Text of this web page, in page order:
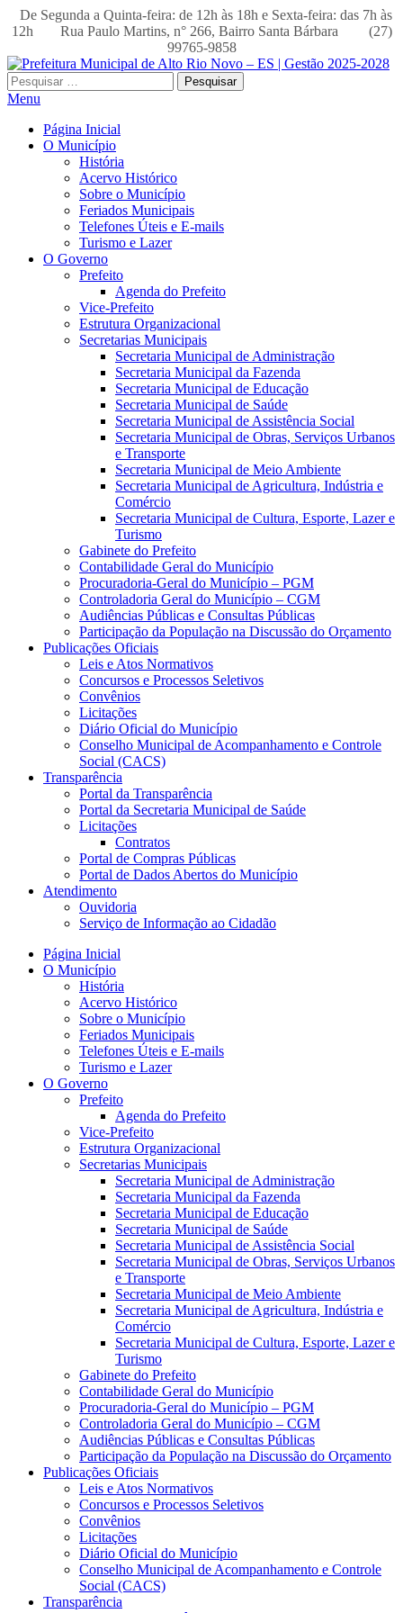
De Segunda a Quinta-feira: de 12h às 18h e Sexta-feira: das 7h às
12h
Rua Paulo Martins, n° 266, Bairro Santa Bárbara
(27)
99765-9858
Pesquisar
por:
Menu
Página Inicial
O Município
História
Acervo Histórico
Sobre o Município
Feriados Municipais
Telefones Úteis e E-mails
Turismo e Lazer
O Governo
Prefeito
Agenda do Prefeito
Vice-Prefeito
Estrutura Organizacional
Secretarias Municipais
Secretaria Municipal de Administração
Secretaria Municipal da Fazenda
Secretaria Municipal de Educação
Secretaria Municipal de Saúde
Secretaria Municipal de Assistência Social
Secretaria Municipal de Obras, Serviços Urbanos
e Transporte
Secretaria Municipal de Meio Ambiente
Secretaria Municipal de Agricultura, Indústria e
Comércio
Secretaria Municipal de Cultura, Esporte, Lazer e
Turismo
Gabinete do Prefeito
Contabilidade Geral do Município
Procuradoria-Geral do Município – PGM
Controladoria Geral do Município – CGM
Audiências Públicas e Consultas Públicas
Participação da População na Discussão do Orçamento
Publicações Oficiais
Leis e Atos Normativos
Concursos e Processos Seletivos
Convênios
Licitações
Diário Oficial do Município
Conselho Municipal de Acompanhamento e Controle
Social (CACS)
Transparência
Portal da Transparência
Portal da Secretaria Municipal de Saúde
Licitações
Contratos
Portal de Compras Públicas
Portal de Dados Abertos do Município
Atendimento
Ouvidoria
Serviço de Informação ao Cidadão
Página Inicial
O Município
História
Acervo Histórico
Sobre o Município
Feriados Municipais
Telefones Úteis e E-mails
Turismo e Lazer
O Governo
Prefeito
Agenda do Prefeito
Vice-Prefeito
Estrutura Organizacional
Secretarias Municipais
Secretaria Municipal de Administração
Secretaria Municipal da Fazenda
Secretaria Municipal de Educação
Secretaria Municipal de Saúde
Secretaria Municipal de Assistência Social
Secretaria Municipal de Obras, Serviços Urbanos
e Transporte
Secretaria Municipal de Meio Ambiente
Secretaria Municipal de Agricultura, Indústria e
Comércio
Secretaria Municipal de Cultura, Esporte, Lazer e
Turismo
Gabinete do Prefeito
Contabilidade Geral do Município
Procuradoria-Geral do Município – PGM
Controladoria Geral do Município – CGM
Audiências Públicas e Consultas Públicas
Participação da População na Discussão do Orçamento
Publicações Oficiais
Leis e Atos Normativos
Concursos e Processos Seletivos
Convênios
Licitações
Diário Oficial do Município
Conselho Municipal de Acompanhamento e Controle
Social (CACS)
Transparência